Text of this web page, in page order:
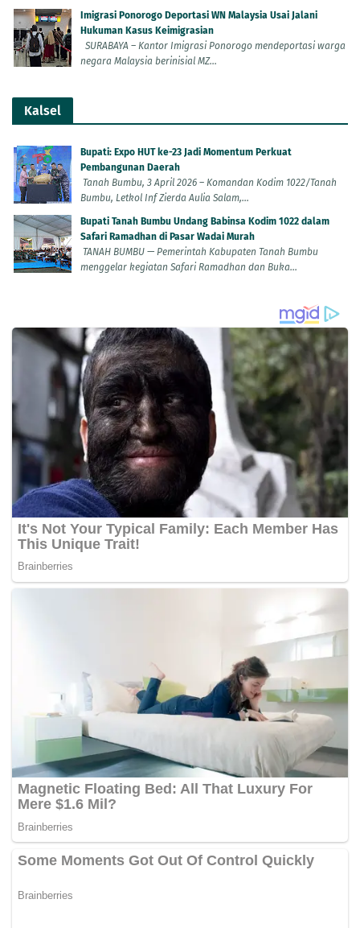
Imigrasi Ponorogo Deportasi WN Malaysia Usai Jalani
Hukuman Kasus Keimigrasian
SURABAYA – Kantor Imigrasi Ponorogo mendeportasi warga
negara Malaysia berinisial MZ...
Kalsel
Bupati: Expo HUT ke-23 Jadi Momentum Perkuat
Pembangunan Daerah
Tanah Bumbu, 3 April 2026 – Komandan Kodim 1022/Tanah
Bumbu, Letkol Inf Zierda Aulia Salam,...
Bupati Tanah Bumbu Undang Babinsa Kodim 1022 dalam
Safari Ramadhan di Pasar Wadai Murah
TANAH BUMBU — Pemerintah Kabupaten Tanah Bumbu
menggelar kegiatan Safari Ramadhan dan Buka...